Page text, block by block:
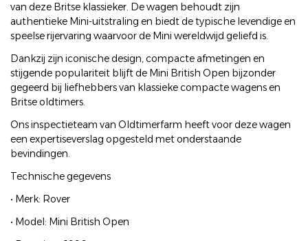
van deze Britse klassieker. De wagen behoudt zijn
authentieke Mini-uitstraling en biedt de typische levendige en
speelse rijervaring waarvoor de Mini wereldwijd geliefd is.
Dankzij zijn iconische design, compacte afmetingen en
stijgende populariteit blijft de Mini British Open bijzonder
gegeerd bij liefhebbers van klassieke compacte wagens en
Britse oldtimers.
Ons inspectieteam van Oldtimerfarm heeft voor deze wagen
een expertiseverslag opgesteld met onderstaande
bevindingen.
Technische gegevens
• Merk: Rover
• Model: Mini British Open